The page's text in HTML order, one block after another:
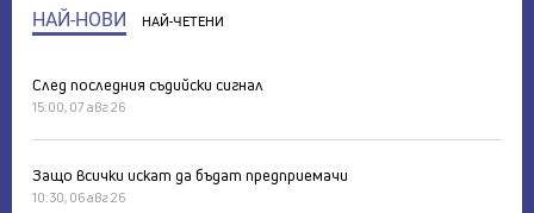
НАЙ-НОВИ НАЙ-ЧЕТЕНИ
След последния съдийски сигнал
15:00, 07 авг 26
Защо всички искат да бъдат предприемачи
10:30, 06 авг 26